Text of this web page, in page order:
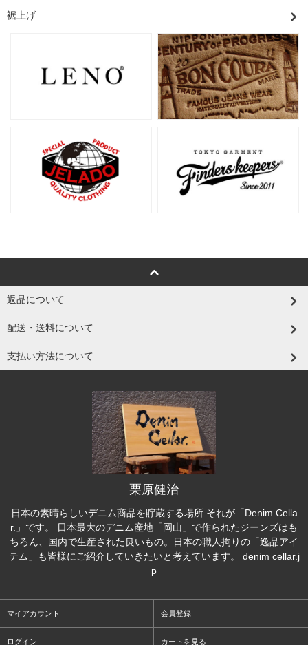
裾上げ
返品について
配送・送料について
支払い方法について
栗原健治
日本の素晴らしいデニム商品を貯蔵する場所 それが「Denim Cella
r.」です。 日本最大のデニム産地「岡山」で作られたジーンズはも
ちろん、国内で生産された良いもの。日本の職人拘りの「逸品アイ
テム」も皆様にご紹介していきたいと考えています。 denim cellar.j
p
マイアカウント 会員登録
ログイン カートを見る